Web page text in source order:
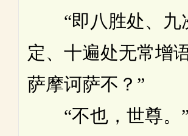
“即八胜处、九
定、十遍处无常增
萨摩诃萨不？”
“不也，世尊。”